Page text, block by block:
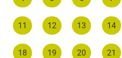
11 12 13 14
18 19 20 21